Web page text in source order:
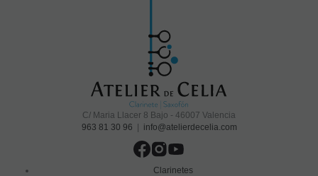
C/ Maria Llacer 8 Bajo - 46007 Valencia
963 81 30 96 | info@atelierdecelia.com
Clarinetes